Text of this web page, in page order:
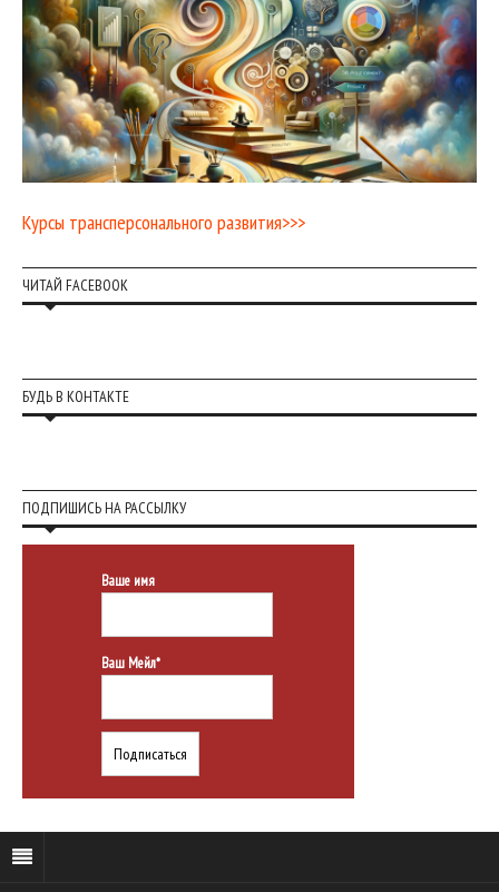
Курсы трансперсонального развития>>>
ЧИТАЙ FACEBOOK
БУДЬ В КОНТАКТЕ
ПОДПИШИСЬ НА РАССЫЛКУ
Ваше имя
Ваш Мейл*